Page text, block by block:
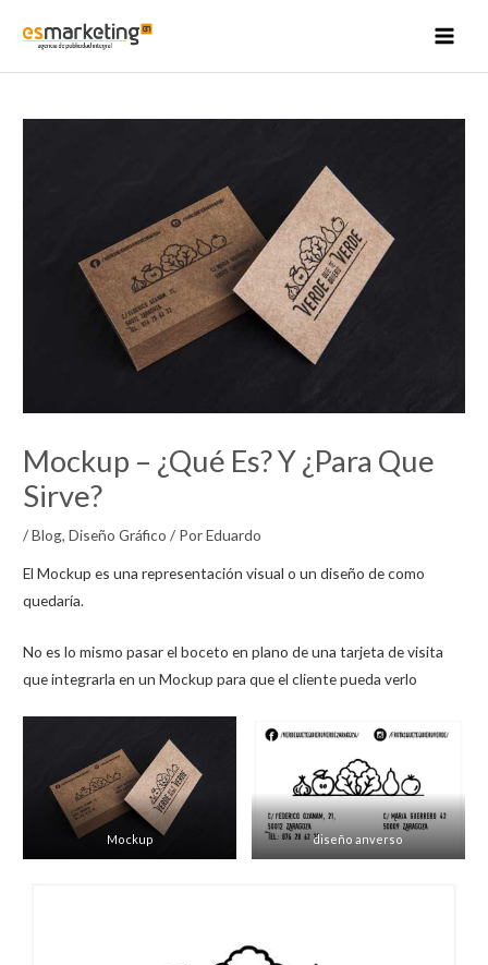
Mockup – ¿Qué Es? Y ¿Para Que
Sirve?
/Blog,Diseño Gráfico / PorEduardo
El Mockup es una representación visual o un diseño de como
quedaría.
No es lo mismo pasar el boceto en plano de una tarjeta de visita
que integrarla en un Mockup para que el cliente pueda verlo
Mockup diseño anverso